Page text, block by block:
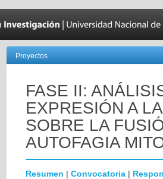
Proyectos
FASE II:
EXPRESIÓN A
SOBRE LA
AUTOFAGIA
Resumen | Convocatoria |